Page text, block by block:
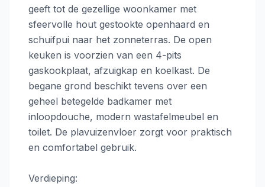
geeft tot de gezellige woonkamer met
sfeervolle hout gestookte openhaard en
schuifpui naar het zonneterras. De open
keuken is voorzien van een 4-pits
gaskookplaat, afzuigkap en koelkast. De
begane grond beschikt tevens over een
geheel betegelde badkamer met
inloopdouche, modern wastafelmeubel en
toilet. De plavuizenvloer zorgt voor praktisch
en comfortabel gebruik.
Verdieping: